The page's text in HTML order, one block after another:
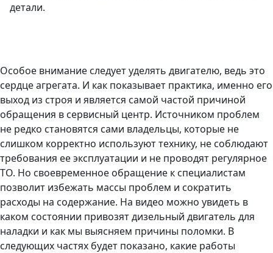
детали.
Особое внимание следует уделять двигателю, ведь это
сердце агрегата. И как показывает практика, именно его
выход из строя и является самой частой причиной
обращения в сервисный центр. Источником проблем
не редко становятся сами владельцы, которые не
слишком корректно используют технику, не соблюдают
требования ее эксплуатации и не проводят регулярное
ТО. Но своевременное обращение к специалистам
позволит избежать массы проблем и сократить
расходы на содержание. На видео можно увидеть в
каком состоянии привозят дизельный двигатель для
наладки и как мы выясняем причины поломки. В
следующих частях будет показано, какие работы